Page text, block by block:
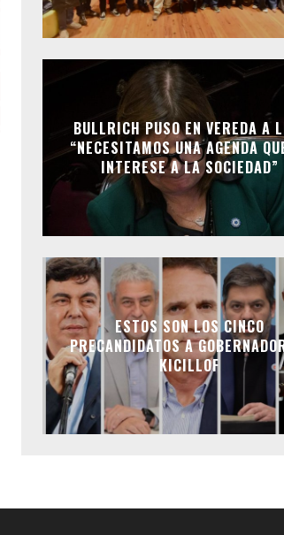
BULLRICH PUSO EN VEREDA A
“NECESITAMOS UNA AGENDA
INTERESE A LA SOCIEDAD”
ESTOS SON LOS CINCO
PRECANDIDATOS A
KICILLOF